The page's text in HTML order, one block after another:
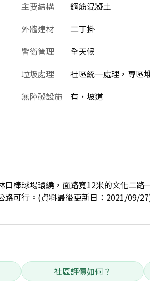
主要結構
鋼筋混凝土
外牆建材
二丁掛
警衛管理
全天候
垃圾處理
社區統一處理，專區
無障礙設施
有，坡道
棒球場環繞，面路寬12米的文化二路
路可行。(資料最後更新日：2021/09/
社區評價如何？